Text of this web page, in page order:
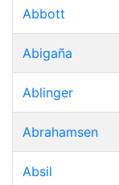
Abbott
Abigaña
Ablinger
Abrahamsen
Absil